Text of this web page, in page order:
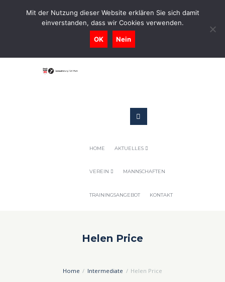
0731-9716400
Geschaeftsstelle@tennis-tsv-pfuhl.de
HOME AKTUELLES
VEREIN MANNSCHAFTEN
TRAININGSANGEBOT KONTAKT
Helen Price
Home Intermediate Helen Price
Mit der Nutzung dieser Website erklären Sie sich damit
einverstanden, dass wir Cookies verwenden.
OK Nein